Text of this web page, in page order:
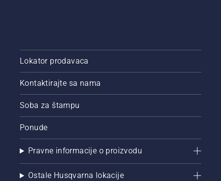
u
poređenju
mašinama.
Lokator prodavaca
Kontaktirajte sa nama
Soba za štampu
Ponude
Pravne informacije o proizvodu
Ostale Husqvarna lokacije